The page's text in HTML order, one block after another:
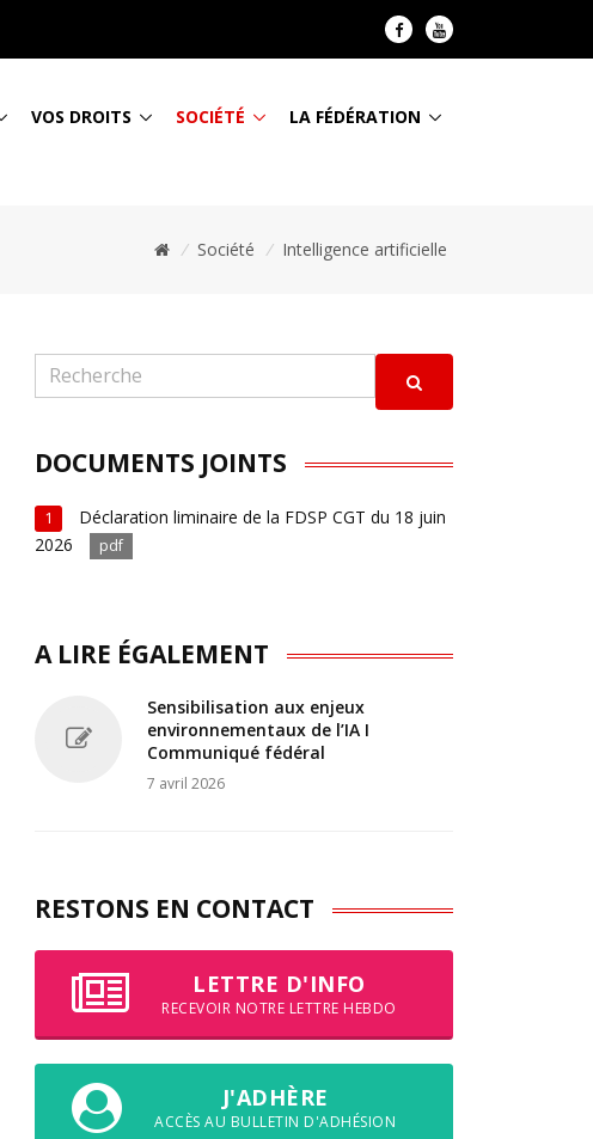
VOS DROITS SOCIÉTÉ LA FÉDÉRATION
/ Société / Intelligence artificielle
DOCUMENTS JOINTS
1
Déclaration liminaire de la FDSP CGT du 18 juin
2026
pdf
A LIRE ÉGALEMENT
Sensibilisation aux enjeux
environnementaux de l’IA I
Communiqué fédéral
7 avril 2026
RESTONS EN CONTACT
LETTRE D'INFO
RECEVOIR NOTRE LETTRE HEBDO
J'ADHÈRE
ACCÈS AU BULLETIN D'ADHÉSION